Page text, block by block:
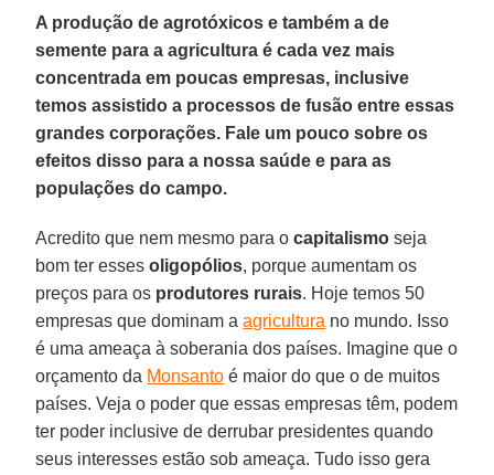
A produção de agrotóxicos e também a de
semente para a agricultura é cada vez mais
concentrada em poucas empresas, inclusive
temos assistido a processos de fusão entre essas
grandes corporações. Fale um pouco sobre os
efeitos disso para a nossa saúde e para as
populações do campo.
Acredito que nem mesmo para ocapitalismo seja
bom ter essesoligopólios, porque aumentam os
preços para os produtores rurais. Hoje temos 50
empresas que dominam aagricultura no mundo. Isso
é uma ameaça à soberania dos países. Imagine que o
orçamento da Monsanto é maior do que o de muitos
países. Veja o poder que essas empresas têm, podem
ter poder inclusive de derrubar presidentes quando
seus interesses estão sob ameaça. Tudo isso gera